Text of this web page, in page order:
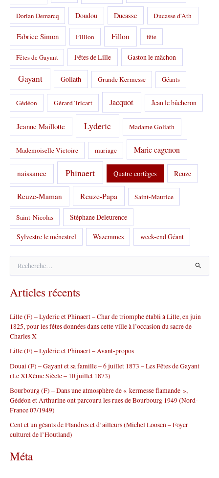
Dorian Demarcq Doudou Ducasse Ducasse d'Ath
Fabrice Simon Fillion Fillon fête
Fêtes de Gayant Fêtes de Lille Gaston le mâchon
Gayant Goliath Grande Kermesse Géants
Gédéon Gérard Tricart Jacquot Jean le bûcheron
Jeanne Maillotte Lyderic Madame Goliath
Mademoiselle Victoire mariage Marie cagenon
naissance Phinaert Quatre cortèges Reuze
Reuze-Maman Reuze-Papa Saint-Maurice
Saint-Nicolas Stéphane Deleurence
Sylvestre le ménestrel Wazemmes week-end Géant
h
e
c
h
e
r
:
Articles récents
Lille (F) – Lyderic et Phinaert – Char de triomphe établi à Lille, en juin
1825, pour les fêtes données dans cette ville à l’occasion du sacre de
Charles X
Lille (F) – Lydéric et Phinaert – Avant-propos
Douai (F) – Gayant et sa famille – 6 juillet 1873 – Les Fêtes de Gayant
(Le XIXème Siècle – 10 juillet 1873)
Bourbourg (F) – Dans une atmosphère de « kermesse flamande »,
Gédéon et Arthurine ont parcouru les rues de Bourbourg 1949 (Nord-
France 07/1949)
Cent et un géants de Flandres et d’ailleurs (Michel Loosen – Foyer
culturel de l’Houtland)
Méta